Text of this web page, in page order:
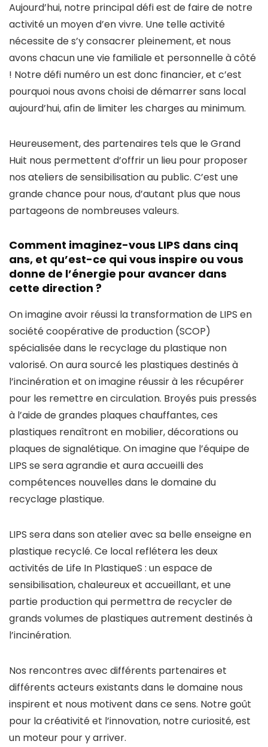
Aujourd’hui, notre principal défi est de faire de notre
activité un moyen d’en vivre. Une telle activité
nécessite de s’y consacrer pleinement, et nous
avons chacun une vie familiale et personnelle à côté
! Notre défi numéro un est donc financier, et c’est
pourquoi nous avons choisi de démarrer sans local
aujourd’hui, afin de limiter les charges au minimum.
Heureusement, des partenaires tels que le Grand
Huit nous permettent d’offrir un lieu pour proposer
nos ateliers de sensibilisation au public. C’est une
grande chance pour nous, d’autant plus que nous
partageons de nombreuses valeurs.
Comment imaginez-vous LIPS dans cinq
ans, et qu’est-ce qui vous inspire ou vous
donne de l’énergie pour avancer dans
cette direction ?
On imagine avoir réussi la transformation de LIPS en
société coopérative de production (SCOP)
spécialisée dans le recyclage du plastique non
valorisé. On aura sourcé les plastiques destinés à
l’incinération et on imagine réussir à les récupérer
pour les remettre en circulation. Broyés puis pressés
à l’aide de grandes plaques chauffantes, ces
plastiques renaîtront en mobilier, décorations ou
plaques de signalétique. On imagine que l’équipe de
LIPS se sera agrandie et aura accueilli des
compétences nouvelles dans le domaine du
recyclage plastique.
LIPS sera dans son atelier avec sa belle enseigne en
plastique recyclé. Ce local reflétera les deux
activités de Life In PlastiqueS : un espace de
sensibilisation, chaleureux et accueillant, et une
partie production qui permettra de recycler de
grands volumes de plastiques autrement destinés à
l’incinération.
Nos rencontres avec différents partenaires et
différents acteurs existants dans le domaine nous
inspirent et nous motivent dans ce sens. Notre goût
pour la créativité et l’innovation, notre curiosité, est
un moteur pour y arriver.